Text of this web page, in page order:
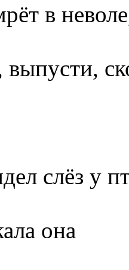
в
слёз у
она